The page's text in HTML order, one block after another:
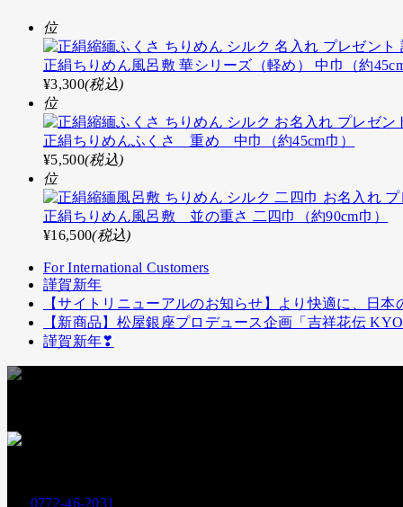
位
正絹ちりめん風呂敷 華シリーズ（軽め） 中巾（約
¥3,300(税込)
位
正絹ちりめんふくさ 重め 中巾（約45cm巾）
¥5,500(税込)
位
正絹ちりめん風呂敷 並の重さ 二四巾（約90cm巾）
¥16,500(税込)
For International Customers
謹賀新年
【サイトリニューアルのお知らせ】より快適に、日
【新商品】松屋銀座プロデュース企画「吉祥花伝
謹賀新年❣
0772-46-2031